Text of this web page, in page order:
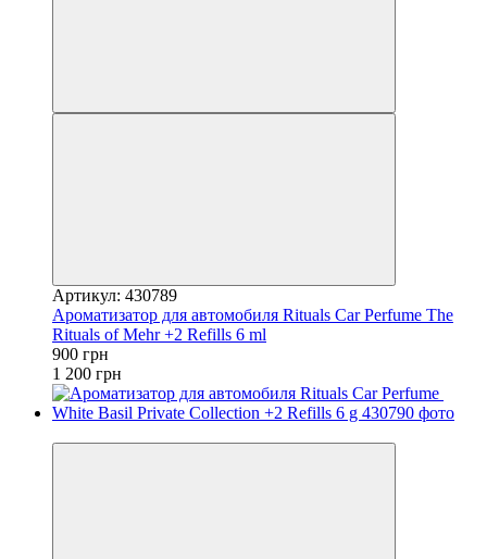
Артикул: 430789
Ароматизатор для автомобиля Rituals ​Car Perfume The
Rituals of Mehr +2 Refills 6 ml
900 грн
1 200 грн